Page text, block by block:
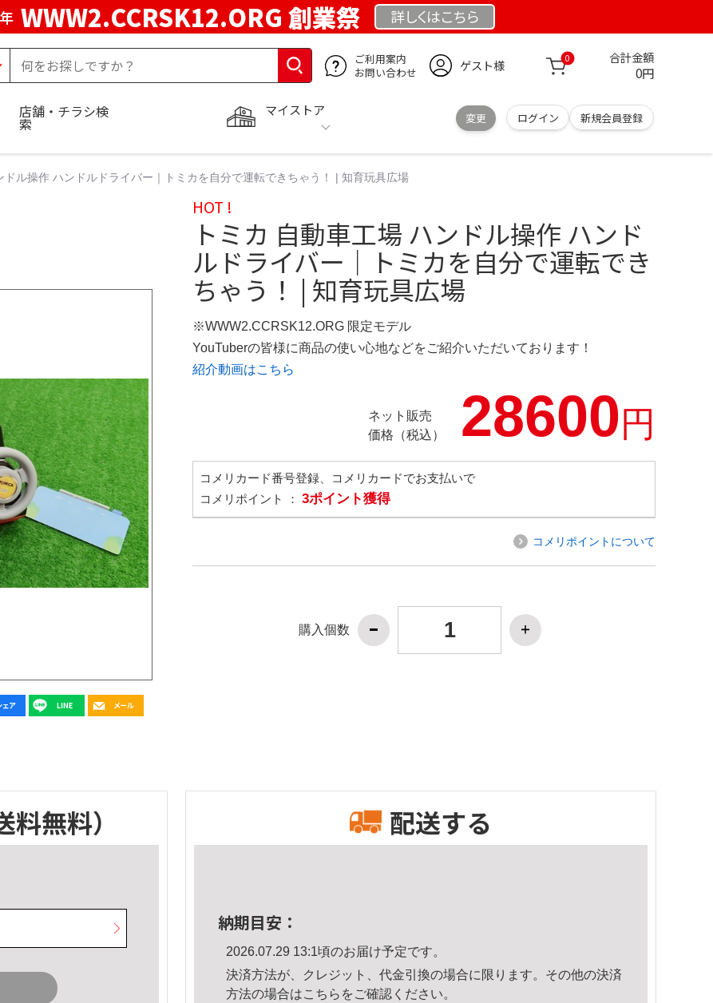
WWW2.CCRSK12.ORG 創業祭 詳しくはこちら
ご利用案内
お問い合わせ
ゲスト様 0 合計金額
0円
マイストア
変更 ログイン 新規会員登録
店舗・チラシ検
索
ドル操作 ハンドルドライバー｜トミカを自分で運転できちゃう！ | 知育玩具広場
HOT !
トミカ 自動車工場 ハンドル操作 ハンド
ルドライバー｜トミカを自分で運転でき
ちゃう！ | 知育玩具広場
※WWW2.CCRSK12.ORG 限定モデル
YouTuberの皆様に商品の使い心地などをご紹介いただいております！
紹介動画はこちら
ネット販売
価格（税込）
28600円
コメリカード番号登録、コメリカードでお支払いで
コメリポイント ： 3ポイント獲得
コメリポイントについて
購入個数
料無料） 配送する
納期目安：
2026.07.29 13:1頃のお届け予定です。
決済方法が、クレジット、代金引換の場合に限ります。その他の決済
方法の場合はこちら をご確認ください。